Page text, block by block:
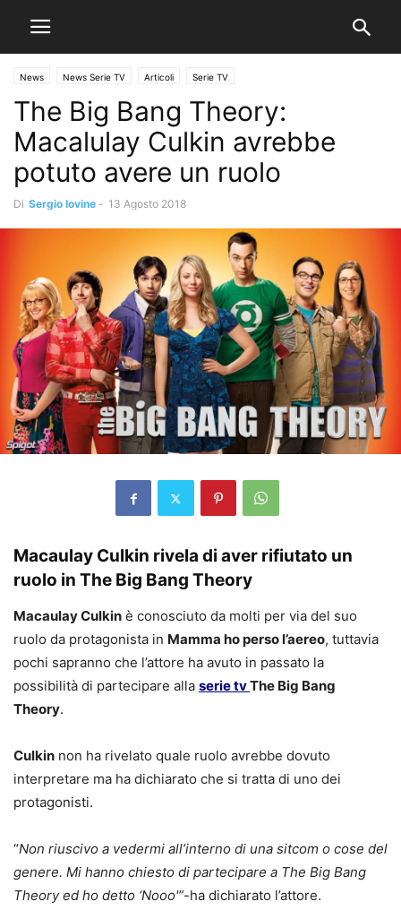
News News Serie TV Articoli Serie TV
The Big Bang Theory:
Macalulay Culkin avrebbe
potuto avere un ruolo
Di Sergio Iovine - 13 Agosto 2018
Macaulay Culkin rivela di aver rifiutato un
ruolo in The Big Bang Theory
Macaulay Culkin è conosciuto da molti per via del suo
ruolo da protagonista in Mamma ho perso l’aereo, tuttavia
pochi sapranno che l’attore ha avuto in passato la
possibilità di partecipare alla serie tvThe Big Bang
Theory.
Culkin non ha rivelato quale ruolo avrebbe dovuto
interpretare ma ha dichiarato che si tratta di uno dei
protagonisti.
“Non riuscivo a vedermi all’interno di una sitcom o cose del
genere. Mi hanno chiesto di partecipare a The Big Bang
Theory ed ho detto ‘Nooo'”-ha dichiarato l’attore.